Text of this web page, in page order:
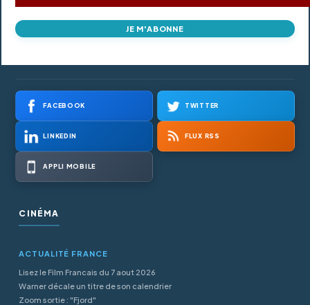
JE M'ABONNE
FACEBOOK TWITTER
LINKEDIN FLUX RSS
APPLI MOBILE
CINÉMA
ACTUALITÉ FRANCE
Lisez le Film Francais du 7 aout 2026
Warner décale un titre de son calendrier
Zoom sortie : "Fjord"